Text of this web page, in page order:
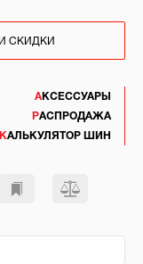
АКСЕССУАРЫ
РАСПРОДАЖА
КАЛЬКУЛЯТОР ШИН
СКИДКИ